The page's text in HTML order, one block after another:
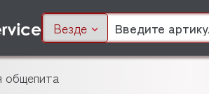
Везде
общепита